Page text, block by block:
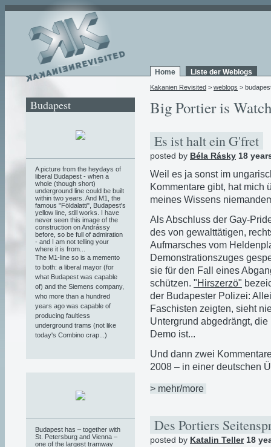
Home Liste der Weblogs
Kakanien Revisited > weblogs >
Big Portier is
Es ist halt ein G'fret
posted by Béla Rásky 18
Weil es ja sonst im
Kommentare gibt, hat mich
meines Wissens
Als Abschluss der Gay-
des von gewalttätigen,
Aufmarsches vom
Demonstrationszuges
sie für den Fall eines
schützen. "Hirszerzö"
der Budapester Polizei:
Faschisten zeigten, sieht
Untergrund abgedrängt,
Demo ist...
Und dann zwei
2008 – in einer deutschen
> mehr/more
Des Portiers
posted by Katalin Teller18
Budapest
A picture from the heydays of
liberal Budapest - when a
whole (though short)
underground line could be built
within two years. And M1, the
famous "Földalatti", Budapest's
yellow line, still works. I have
never seen this image of the
construction on Andrássy
before, so be full of admiration
- and I am not telling your
where it is from...
The M1-line so is a memento
to both: a liberal mayor (for
what Budapest was capable
of) and the Siemens company,
who more than a hundred
years ago was capable of
producing faultless
underground trams (not like
today's Combino crap...)
Budapest has – together with
St. Petersburg and Vienna –
one of the largest tramway